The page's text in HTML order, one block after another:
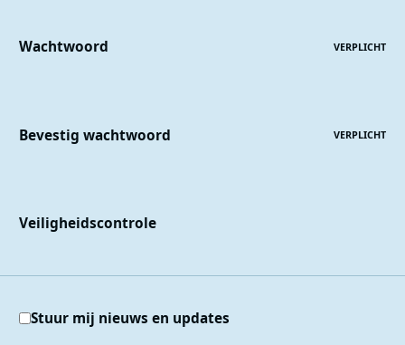
Wachtwoord VERPLICHT
Bevestig wachtwoord VERPLICHT
Veiligheidscontrole
Stuur mij nieuws en updates